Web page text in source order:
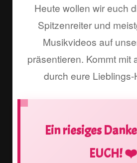
Heute wollen wir euch
Spitzenreiter und
Musikvideos auf
präsentieren. Kommt mit
durch eure Lieblings-
Ein riesiges
EUCH! ❤️